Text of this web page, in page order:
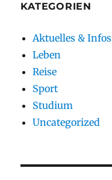
KATEGORIEN
Aktuelles & Infos
Leben
Reise
Sport
Studium
Uncategorized